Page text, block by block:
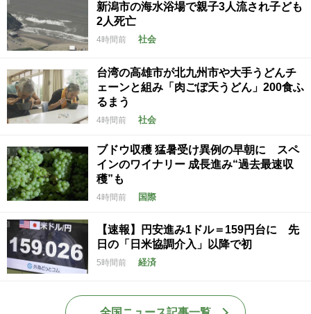
新潟市の海水浴場で親子3人流され子ども
2人死亡
4時間前 社会
台湾の高雄市が北九州市や大手うどんチ
ェーンと組み「肉ごぼ天うどん」200食ふ
るまう
4時間前 社会
ブドウ収穫 猛暑受け異例の早朝に スペ
インのワイナリー 成長進み“過去最速収
穫”も
4時間前 国際
【速報】円安進み1ドル＝159円台に 先
日の「日米協調介入」以降で初
5時間前 経済